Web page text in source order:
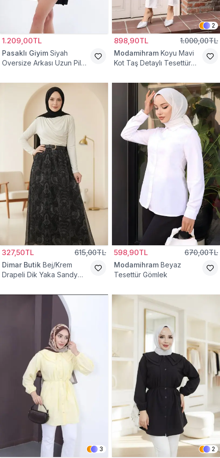
1.209,00TL
Pasaklı Giyim Siyah
Oversize Arkası Uzun Pileli
2
898,90TL 1.000,00TL
Modamihram Koyu Mavi
Kot Taş Detaylı Tesettür
327,50TL 615,00TL
Dimar Butik Bej/Krem
Drapeli Dik Yaka Sandy
598,90TL 670,00TL
Modamihram Beyaz
Tesettür Gömlek
3 2